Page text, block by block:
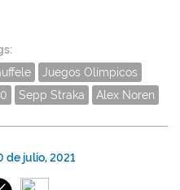
Juegos Olímpicos
Sepp Straka Alex Noren
de julio, 2021